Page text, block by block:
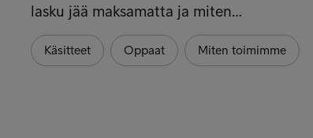
lasku jää maksamatta ja miten…
Käsitteet Oppaat Miten toimimme